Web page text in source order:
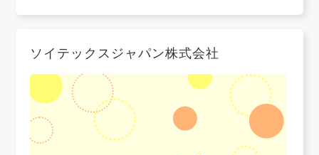
ソイテックスジャパン株式会社